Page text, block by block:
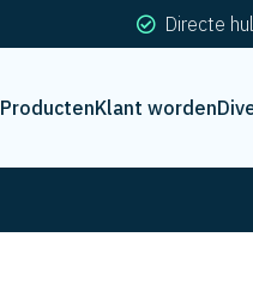
Directe
ProductenKlant worden